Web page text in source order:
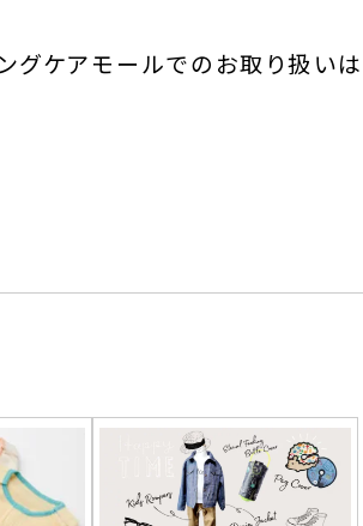
グケアモールでのお取り扱いは